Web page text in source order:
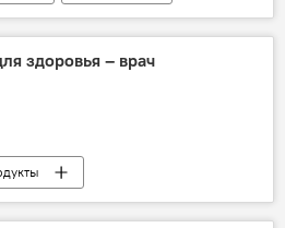
эксперт
здоровья – врач
болезнь